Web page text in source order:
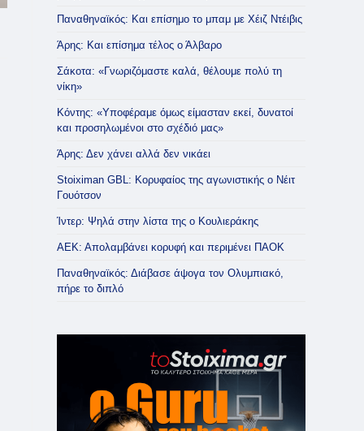
Παναθηναϊκός: Και επίσημο το μπαμ με Χέιζ Ντέιβις
Άρης: Και επίσημα τέλος ο Άλβαρο
Σάκοτα: «Γνωριζόμαστε καλά, θέλουμε πολύ τη
νίκη»
Κόντης: «Υποφέραμε όμως είμασταν εκεί, δυνατοί
και προσηλωμένοι στο σχέδιό μας»
Άρης: Δεν χάνει αλλά δεν νικάει
Stoiximan GBL: Κορυφαίος της αγωνιστικής ο Νέιτ
Γουότσον
Ίντερ: Ψηλά στην λίστα της ο Κουλιεράκης
ΑΕΚ: Απολαμβάνει κορυφή και περιμένει ΠΑΟΚ
Παναθηναϊκός: Διάβασε άψογα τον Ολυμπιακό,
πήρε το διπλό